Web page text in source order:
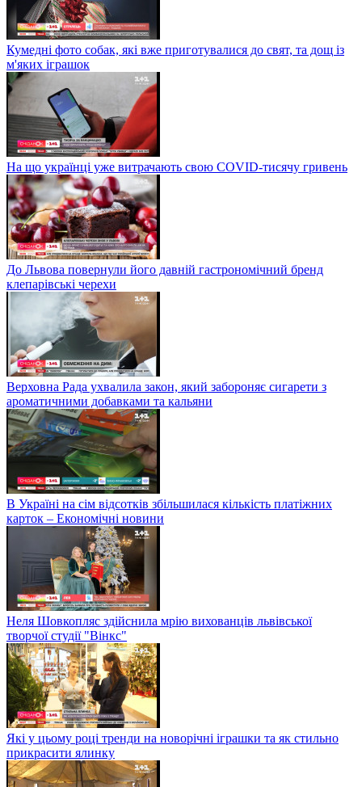
Кумедні фото собак, які вже приготувалися до свят, та дощ із
м'яких іграшок
На що українці уже витрачають свою COVID-тисячу гривень
До Львова повернули його давній гастрономічний бренд
клепарівські черехи
Верховна Рада ухвалила закон, який забороняє сигарети з
ароматичними добавками та кальяни
В Україні на сім відсотків збільшилася кількість платіжних
карток – Економічні новини
Неля Шовкопляс здійснила мрію вихованців львівської
творчої студії "Вінкс"
Які у цьому році тренди на новорічні іграшки та як стильно
прикрасити ялинку